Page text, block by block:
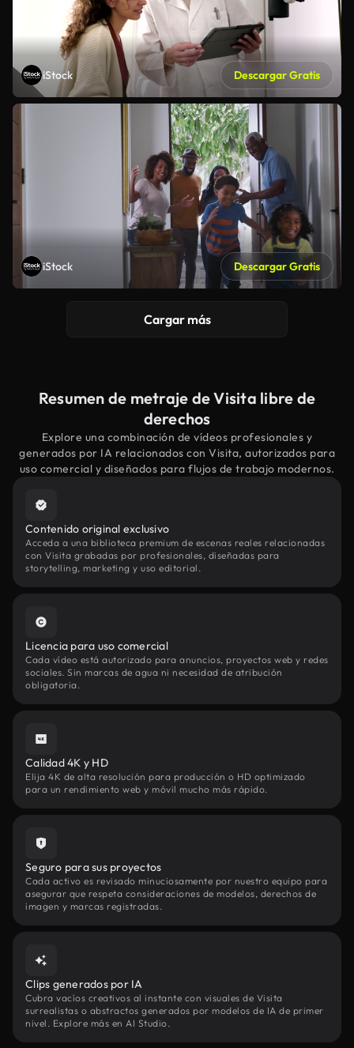
iStock Descargar Gratis
iStock Descargar Gratis
Cargar más
Resumen de metraje de Visita libre de
derechos
Explore una combinación de vídeos profesionales y
generados por IA relacionados con Visita, autorizados para
uso comercial y diseñados para flujos de trabajo modernos.
Contenido original exclusivo
Acceda a una biblioteca premium de escenas reales relacionadas
con Visita grabadas por profesionales, diseñadas para
storytelling, marketing y uso editorial.
Licencia para uso comercial
Cada vídeo está autorizado para anuncios, proyectos web y redes
sociales. Sin marcas de agua ni necesidad de atribución
obligatoria.
Calidad 4K y HD
Elija 4K de alta resolución para producción o HD optimizado
para un rendimiento web y móvil mucho más rápido.
Seguro para sus proyectos
Cada activo es revisado minuciosamente por nuestro equipo para
asegurar que respeta consideraciones de modelos, derechos de
imagen y marcas registradas.
Clips generados por IA
Cubra vacíos creativos al instante con visuales de Visita
surrealistas o abstractos generados por modelos de IA de primer
nivel. Explore más en AI Studio.